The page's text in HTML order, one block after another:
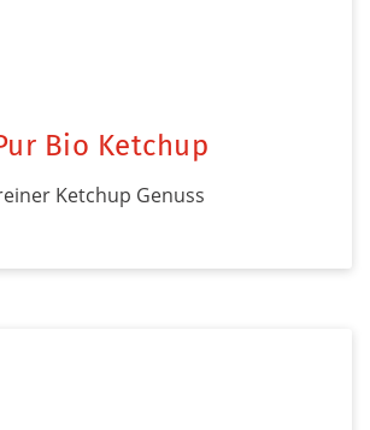
Bio Ketchup
Ketchup Genuss